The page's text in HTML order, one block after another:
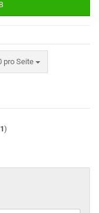
pro Seite
Seite
1)